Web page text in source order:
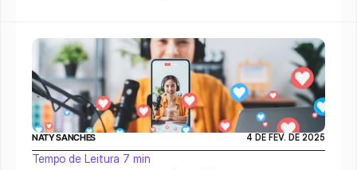
NATY SANCHES 4 DE FEV. DE 2025
Tempo de Leitura 7 min